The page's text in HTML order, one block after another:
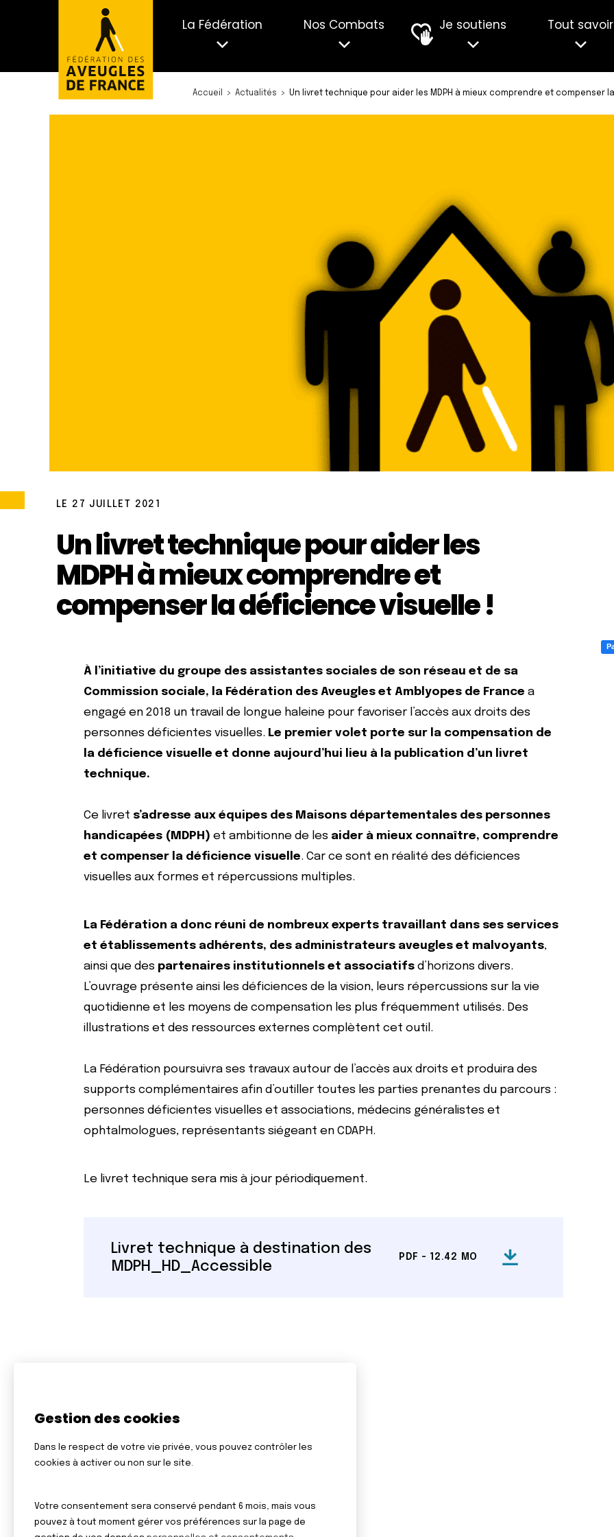
La Fédération Nos Combats Je soutiens Tout savoir
Accueil Actualités Un livret technique pour aider les MDPH à mieux comprendre et compenser
LE 27 JUILLET 2021
Un livret technique pour aider les
MDPH à mieux comprendre et
compenser la déficience visuelle !
À l’initiative du groupe des assistantes sociales de son réseau et de sa
Commission sociale, la Fédération des Aveugles et Amblyopes de France a
engagé en 2018 un travail de longue haleine pour favoriser l’accès aux droits des
personnes déficientes visuelles. Le premier volet porte sur la compensation de
la déficience visuelle et donne aujourd’hui lieu à la publication d’un livret
technique.
Ce livret s’adresse aux équipes des Maisons départementales des personnes
handicapées (MDPH) et ambitionne de les aider à mieux connaître, comprendre
et compenser la déficience visuelle. Car ce sont en réalité des déficiences
visuelles aux formes et répercussions multiples.
La Fédération a donc réuni de nombreux experts travaillant dans ses services
et établissements adhérents, des administrateurs aveugles et malvoyants,
ainsi que des partenaires institutionnels et associatifs d’horizons divers.
L’ouvrage présente ainsi les déficiences de la vision, leurs répercussions sur la vie
quotidienne et les moyens de compensation les plus fréquemment utilisés. Des
illustrations et des ressources externes complètent cet outil.
La Fédération poursuivra ses travaux autour de l’accès aux droits et produira des
supports complémentaires afin d’outiller toutes les parties prenantes du parcours :
personnes déficientes visuelles et associations, médecins généralistes et
ophtalmologues, représentants siégeant en CDAPH.
Le livret technique sera mis à jour périodiquement.
Livret technique à destination des
MDPH_HD_Accessible
PDF - 12.42 MO
Gestion des cookies
Dans le respect de votre vie privée, vous pouvez contrôler les
cookies à activer ou non sur le site.
Votre consentement sera conservé pendant 6 mois, mais vous
pouvez à tout moment gérer vos préférences sur la page de